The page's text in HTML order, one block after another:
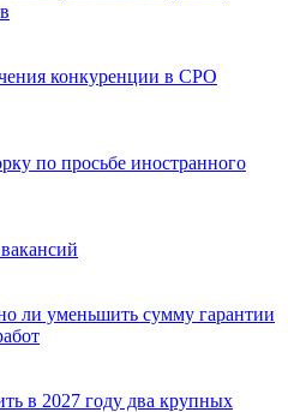
конкуренции в СРО
по просьбе иностранного
ли уменьшить сумму гарантии
в 2027 году два крупных